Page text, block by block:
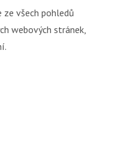
ze všech pohledů
webových stránek,